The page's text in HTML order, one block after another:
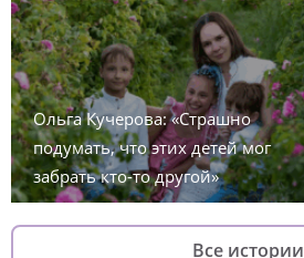
Ольга Кучерова: «Страшно
подумать, что этих детей мог
забрать кто-то другой»
Все истории